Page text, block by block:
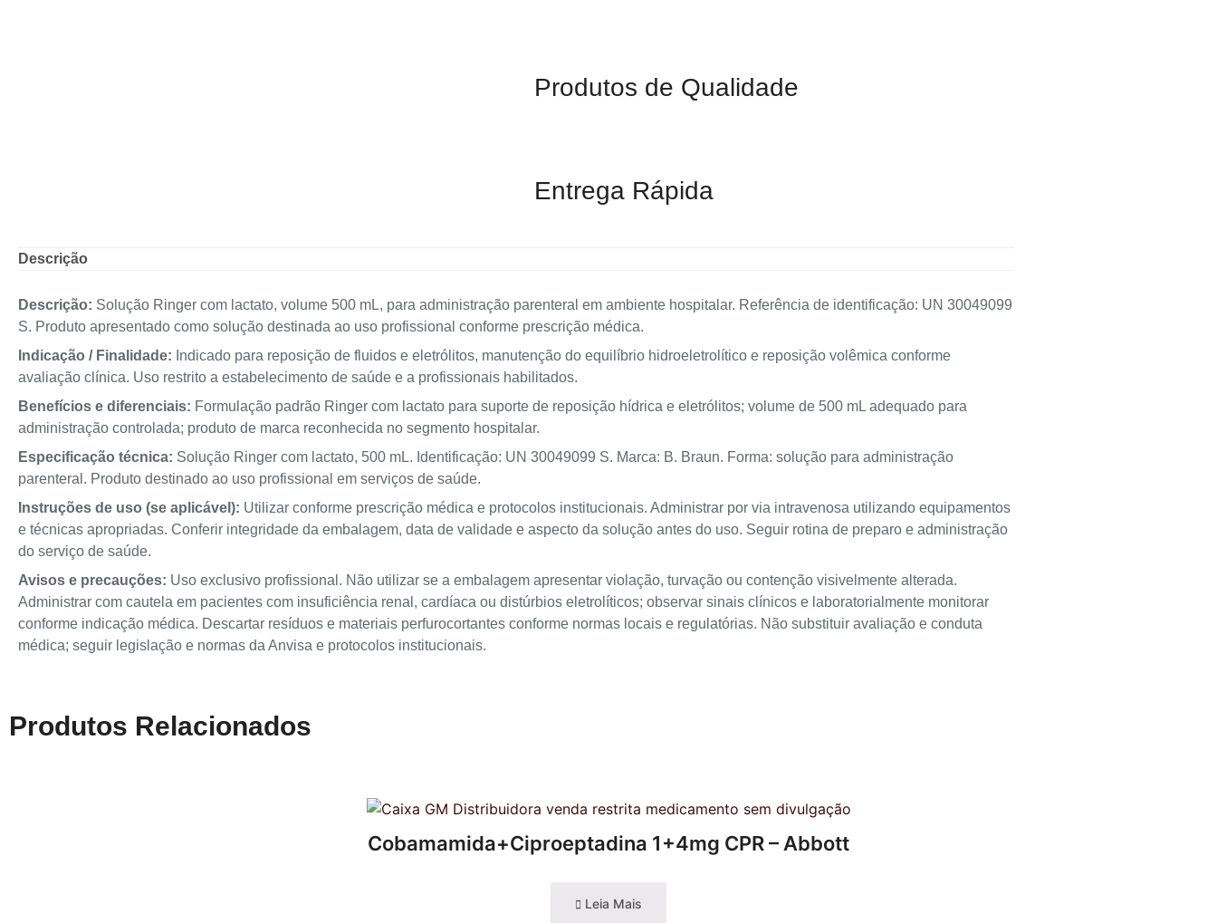
Produtos de Qualidade
Entrega Rápida
Descrição
Descrição: Solução Ringer com lactato, volume 500 mL, para administração parenteral em ambiente hospitalar. Referência de identificação: UN 30049099
S. Produto apresentado como solução destinada ao uso profissional conforme prescrição médica.
Indicação / Finalidade: Indicado para reposição de fluidos e eletrólitos, manutenção do equilíbrio hidroeletrolítico e reposição volêmica conforme
avaliação clínica. Uso restrito a estabelecimento de saúde e a profissionais habilitados.
Benefícios e diferenciais: Formulação padrão Ringer com lactato para suporte de reposição hídrica e eletrólitos; volume de 500 mL adequado para
administração controlada; produto de marca reconhecida no segmento hospitalar.
Especificação técnica: Solução Ringer com lactato, 500 mL. Identificação: UN 30049099 S. Marca: B. Braun. Forma: solução para administração
parenteral. Produto destinado ao uso profissional em serviços de saúde.
Instruções de uso (se aplicável): Utilizar conforme prescrição médica e protocolos institucionais. Administrar por via intravenosa utilizando equipamentos
e técnicas apropriadas. Conferir integridade da embalagem, data de validade e aspecto da solução antes do uso. Seguir rotina de preparo e administração
do serviço de saúde.
Avisos e precauções: Uso exclusivo profissional. Não utilizar se a embalagem apresentar violação, turvação ou contenção visivelmente alterada.
Administrar com cautela em pacientes com insuficiência renal, cardíaca ou distúrbios eletrolíticos; observar sinais clínicos e laboratorialmente monitorar
conforme indicação médica. Descartar resíduos e materiais perfurocortantes conforme normas locais e regulatórias. Não substituir avaliação e conduta
médica; seguir legislação e normas da Anvisa e protocolos institucionais.
Produtos Relacionados
Cobamamida+Ciproeptadina 1+4mg CPR – Abbott
Leia Mais